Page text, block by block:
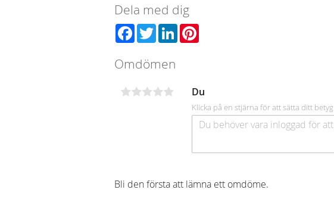
Dela med dig
Facebook
TwitterLinkedIn
Omdömen
Du
Klicka på en stjärna för att sätta ditt betyg
Bli den första att lämna ett omdöme.